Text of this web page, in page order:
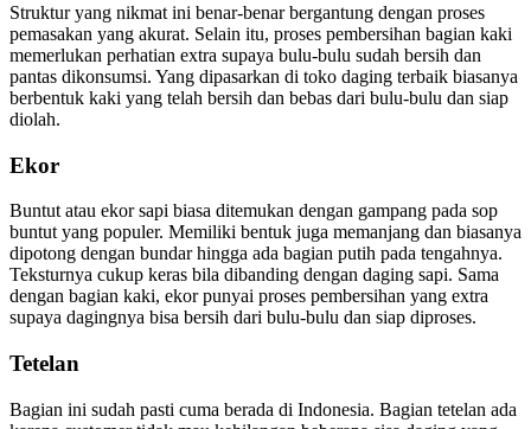
Struktur yang nikmat ini benar-benar bergantung dengan proses
pemasakan yang akurat. Selain itu, proses pembersihan bagian kaki
memerlukan perhatian extra supaya bulu-bulu sudah bersih dan
pantas dikonsumsi. Yang dipasarkan di toko daging terbaik biasanya
berbentuk kaki yang telah bersih dan bebas dari bulu-bulu dan siap
diolah.
Ekor
Buntut atau ekor sapi biasa ditemukan dengan gampang pada sop
buntut yang populer. Memiliki bentuk juga memanjang dan biasanya
dipotong dengan bundar hingga ada bagian putih pada tengahnya.
Teksturnya cukup keras bila dibanding dengan daging sapi. Sama
dengan bagian kaki, ekor punyai proses pembersihan yang extra
supaya dagingnya bisa bersih dari bulu-bulu dan siap diproses.
Tetelan
Bagian ini sudah pasti cuma berada di Indonesia. Bagian tetelan ada